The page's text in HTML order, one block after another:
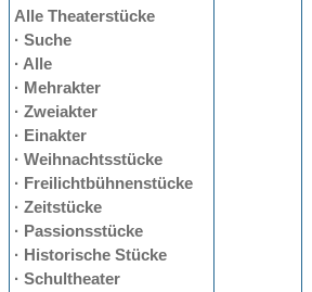
Alle Theaterstücke
· Suche
· Alle
· Mehrakter
· Zweiakter
· Einakter
· Weihnachtsstücke
· Freilichtbühnenstücke
· Zeitstücke
· Passionsstücke
· Historische Stücke
· Schultheater